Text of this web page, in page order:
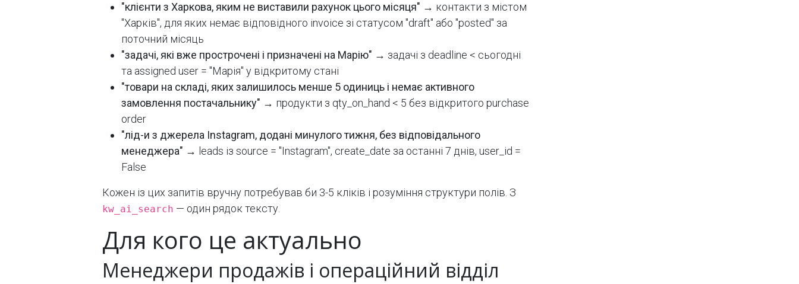
"клієнти з Харкова, яким не виставили рахунок цього місяця" → контакти з містом
"Харків", для яких немає відповідного invoice зі статусом "draft" або "posted" за
поточний місяць
"задачі, які вже прострочені і призначені на Марію" → задачі з deadline < сьогодні
та assigned user = "Марія" у відкритому стані
"товари на складі, яких залишилось менше 5 одиниць і немає активного
замовлення постачальнику" → продукти з qty_on_hand < 5 без відкритого purchase
order
"лід-и з джерела Instagram, додані минулого тижня, без відповідального
менеджера" → leads із source = "Instagram", create_date за останні 7 днів, user_id =
False
Кожен із цих запитів вручну потребував би 3-5 кліків і розуміння структури полів. З
kw_ai_search — один рядок тексту.
Для кого це актуально
Менеджери продажів і операційний відділ